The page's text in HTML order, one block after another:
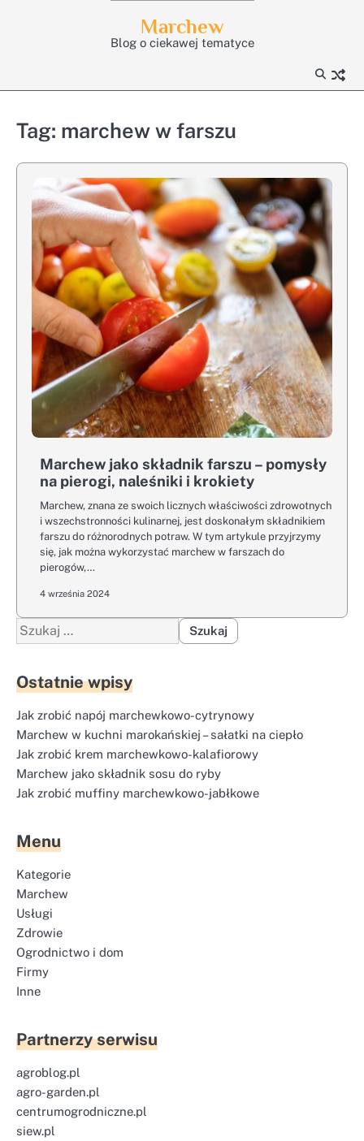
Marchew
Blog o ciekawej tematyce
Tag: marchew w farszu
Marchew jako składnik farszu – pomysły
na pierogi, naleśniki i krokiety
Marchew, znana ze swoich licznych właściwości zdrowotnych
i wszechstronności kulinarnej, jest doskonałym składnikiem
farszu do różnorodnych potraw. W tym artykule przyjrzymy
się, jak można wykorzystać marchew w farszach do
pierogów,…
4 września 2024
Szukaj:
Ostatnie wpisy
Jak zrobić napój marchewkowo-cytrynowy
Marchew w kuchni marokańskiej – sałatki na ciepło
Jak zrobić krem marchewkowo-kalafiorowy
Marchew jako składnik sosu do ryby
Jak zrobić muffiny marchewkowo-jabłkowe
Menu
Kategorie
Marchew
Usługi
Zdrowie
Ogrodnictwo i dom
Firmy
Inne
Partnerzy serwisu
agroblog.pl
agro-garden.pl
centrumogrodniczne.pl
siew.pl